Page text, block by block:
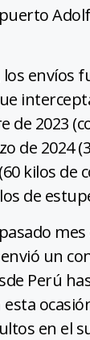
envíos
de 2023
de 2024
kilos de
de
mes
un
Perú
esta
en el